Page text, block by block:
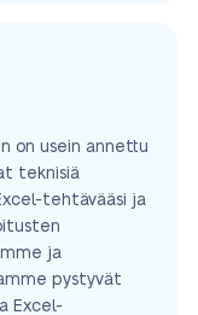
on usein annettu
teknisiä
tehtävääsi ja
ja
pystyvät
Excel-